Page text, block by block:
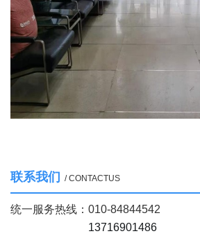
联系我们 / CONTACTUS
统一服务热线： 010-84844542
13716901486